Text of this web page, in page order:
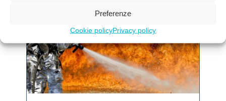
Preferenze
Cookie policyPrivacy policy